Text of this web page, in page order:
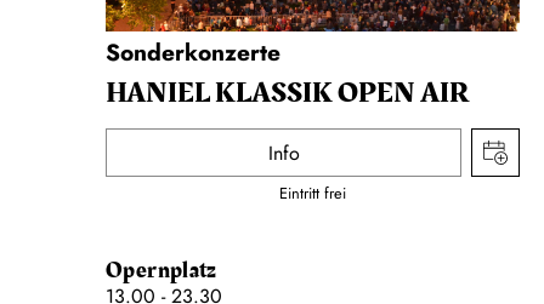
Sonderkonzerte
HANIEL KLASSIK OPEN AIR
Info
Eintritt frei
Opernplatz
13.00 - 23.30